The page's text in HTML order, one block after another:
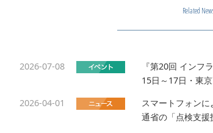
Related
2026-07-08
『第20回 インフ
15日～17日・東京
2026-04-01
スマートフォン
通省の「点検支